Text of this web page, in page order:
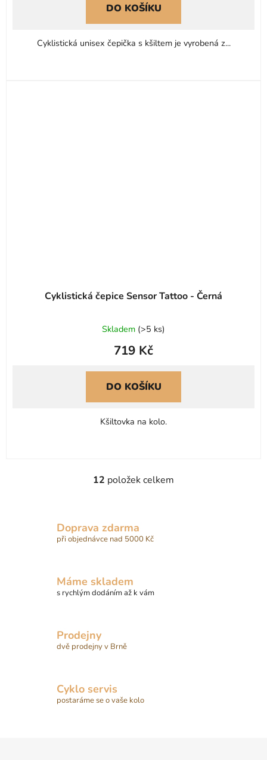
DO KOŠÍKU
Cyklistická unisex čepička s kšiltem je vyrobená z...
Cyklistická čepice Sensor Tattoo - Černá
Skladem (>5 ks)
719 Kč
DO KOŠÍKU
Kšiltovka na kolo.
O
á
d
í
p
i
12 položek celkem
Doprava zdarma
při objednávce nad 5000 Kč
Máme skladem
s rychlým dodáním až k vám
Prodejny
dvě prodejny v Brně
Cyklo servis
postaráme se o vaše kolo